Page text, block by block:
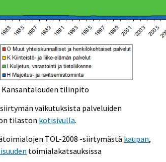
Kansantalouden tilinpito
vaikutuksista palveluiden
tilaston kotisivulla.
TOL-2008 -siirtymästä kaupan,
toimialakatsauksissa